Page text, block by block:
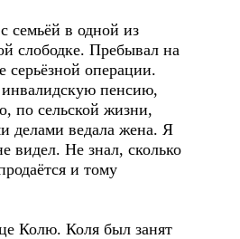
в одной из
слободке. Пребывал на
серьёзной операции.
пенсию,
по сельской жизни,
делами ведала жена. Я
видел. Не знал, сколько
и тому
Колю. Коля был занят